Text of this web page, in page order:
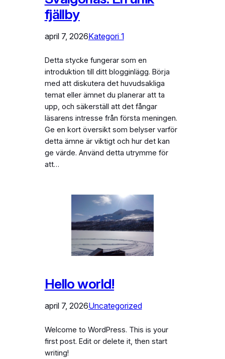
fjällby
april 7, 2026Kategori 1
Detta stycke fungerar som en
introduktion till ditt blogginlägg. Börja
med att diskutera det huvudsakliga
temat eller ämnet du planerar att ta
upp, och säkerställ att det fångar
läsarens intresse från första meningen.
Ge en kort översikt som belyser varför
detta ämne är viktigt och hur det kan
ge värde. Använd detta utrymme för
att…
Hello world!
april 7, 2026Uncategorized
Welcome to WordPress. This is your
first post. Edit or delete it, then start
writing!